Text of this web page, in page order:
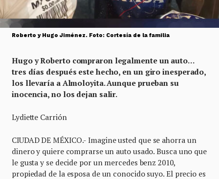
Roberto y Hugo Jiménez. Foto: Cortesía de la familia
Hugo y Roberto compraron legalmente un auto…
tres días después este hecho, en un giro inesperado,
los llevaría a Almoloyita. Aunque prueban su
inocencia, no los dejan salir.
Lydiette Carrión
CIUDAD DE MÉXICO.- Imagine usted que se ahorra un
dinero y quiere comprarse un auto usado. Busca uno que
le gusta y se decide por un mercedes benz 2010,
propiedad de la esposa de un conocido suyo. El precio es